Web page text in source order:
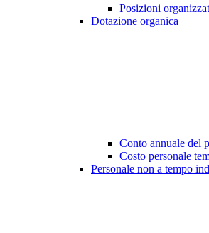
Posizioni
Dotazione organica
Conto annuale del
Costo personale
Personale non a tempo